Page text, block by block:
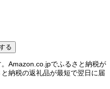
る
Amazon.co.jpでふるさと納税が
納税の返礼品が最短で翌日に届